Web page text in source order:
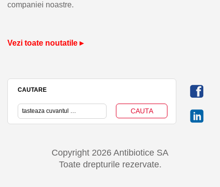
companiei noastre.
Vezi toate noutatile ▸
CAUTARE
Copyright 2026 Antibiotice SA
Toate drepturile rezervate.